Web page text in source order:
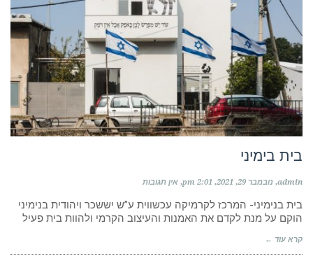
בית בימיני
admin נובמבר 29, 2021 2:01 pm אין תגובות
בית בנימיני- המרכז לקרמיקה עכשווית ע”ש יששכר ויהודית בנימיני
הוקם על מנת לקדם את האמנות והעיצוב הקרמי ולהוות בית פעיל
קרא עוד ←